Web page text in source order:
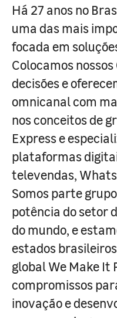
Há 27 anos no
uma das mais
focada em
Colocamos
decisões e
omnicanal com
nos conceitos de
Express e
plataformas
televendas,
Somos parte
potência do setor
do mundo, e
estados
global We Make It
compromissos
inovação e